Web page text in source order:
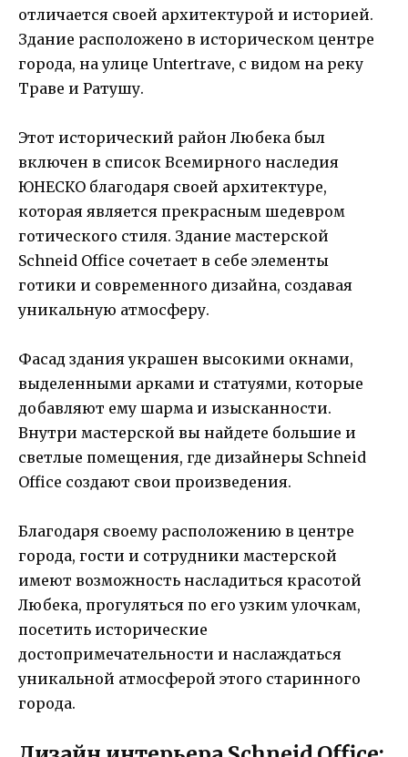
отличается своей архитектурой и историей.
Здание расположено в историческом центре
города, на улице Untertrave, с видом на реку
Траве и Ратушу.
Этот исторический район Любека был
включен в список Всемирного наследия
ЮНЕСКО благодаря своей архитектуре,
которая является прекрасным шедевром
готического стиля. Здание мастерской
Schneid Office сочетает в себе элементы
готики и современного дизайна, создавая
уникальную атмосферу.
Фасад здания украшен высокими окнами,
выделенными арками и статуями, которые
добавляют ему шарма и изысканности.
Внутри мастерской вы найдете большие и
светлые помещения, где дизайнеры Schneid
Office создают свои произведения.
Благодаря своему расположению в центре
города, гости и сотрудники мастерской
имеют возможность насладиться красотой
Любека, прогуляться по его узким улочкам,
посетить исторические
достопримечательности и наслаждаться
уникальной атмосферой этого старинного
города.